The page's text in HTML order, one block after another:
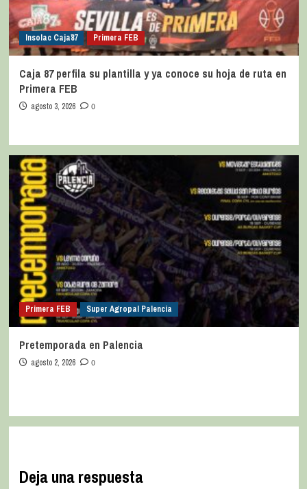
Insolac Caja´87 Primera FEB
Caja 87 perfila su plantilla y ya conoce su hoja de ruta en
Primera FEB
agosto 3, 2026 0
Primera FEB Super Agropal Palencia
Pretemporada en Palencia
agosto 2, 2026 0
Deja una respuesta